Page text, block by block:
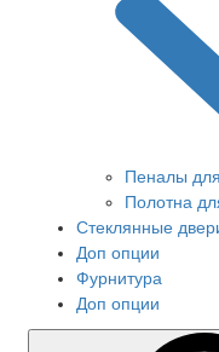
Пеналы
Полотна
Стеклянные
Доп опции
Фурнитура
Доп опции